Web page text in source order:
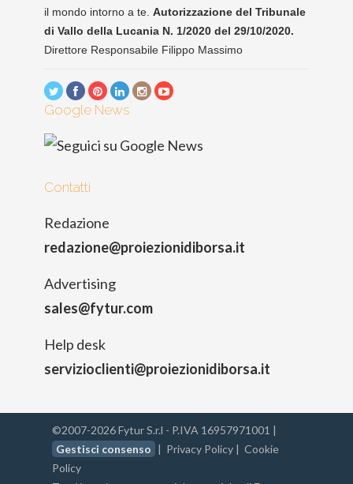
il mondo intorno a te. Autorizzazione del Tribunale
di Vallo della Lucania N. 1/2020 del 29/10/2020.
Direttore Responsabile Filippo Massimo
Google News
Contatti
Redazione
redazione@proiezionidiborsa.it
Advertising
sales@fytur.com
Help desk
servizioclienti@proiezionidiborsa.it
©2007-2026 Fytur S.r.l - P.IVA 16957971001 |
Gestisci consenso | Privacy Policy | Cookie
Policy